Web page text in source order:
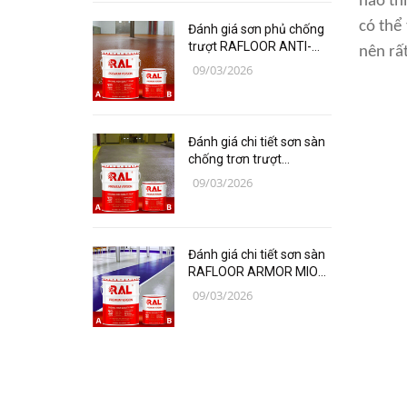
có thể
nên
Thiết bị bảo hộ lao động
Thiết bị đo Mitutoyo
Dụng Cụ Ngành Hàng Không
Thiết Bị Niika
Linh, Phụ Kiện Công Nghiệp
Nặng
Hóa chất
Đánh giá sơn phủ chống
trượt RAFLOOR ANTI-
SLIP (PU) B17-1 RAL
09/03/2026
Đánh giá chi tiết sơn sàn
chống trơn trượt
RAFLOOR ANTI-SLIP B17
09/03/2026
Đánh giá chi tiết sơn sàn
RAFLOOR ARMOR MIO
chịu mài mòn vượt trội |
09/03/2026